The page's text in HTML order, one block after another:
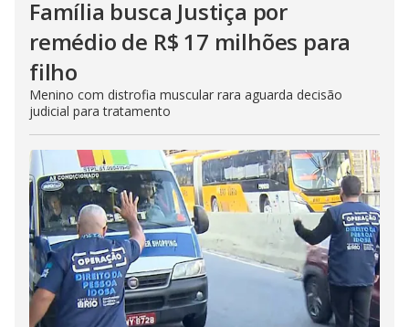
Família busca Justiça por
remédio de R$ 17 milhões para
filho
Menino com distrofia muscular rara aguarda decisão
judicial para tratamento